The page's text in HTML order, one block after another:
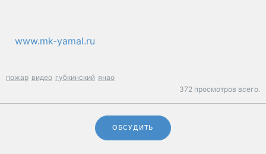
www.mk-yamal.ru
пожар видео губкинский янао
372 просмотров всего.
ОБСУДИТЬ